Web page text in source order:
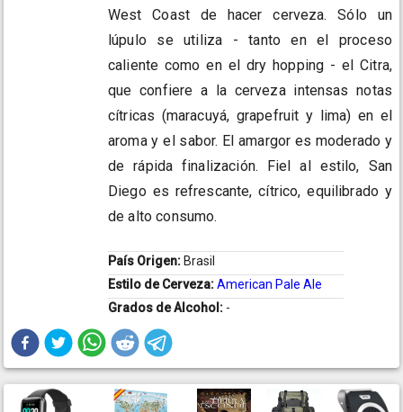
West Coast de hacer cerveza. Sólo un
lúpulo se utiliza - tanto en el proceso
caliente como en el dry hopping - el Citra,
que confiere a la cerveza intensas notas
cítricas (maracuyá, grapefruit y lima) en el
aroma y el sabor. El amargor es moderado y
de rápida finalización. Fiel al estilo, San
Diego es refrescante, cítrico, equilibrado y
de alto consumo.
País Origen: Brasil
Estilo de Cerveza:American Pale Ale
Grados de Alcohol: -